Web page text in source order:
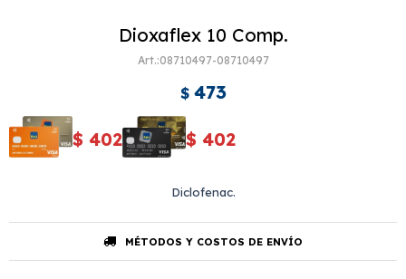
Dioxaflex 10 Comp.
08710497-08710497
$ 473
$ 402 $ 402
Diclofenac.
MÉTODOS Y COSTOS DE ENVÍO